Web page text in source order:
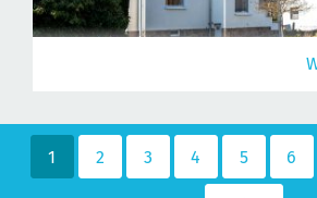
1 2 3 4 5 6